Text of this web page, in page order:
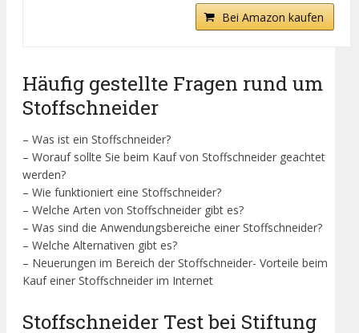
Bei Amazon kaufen
Häufig gestellte Fragen rund um
Stoffschneider
– Was ist ein Stoffschneider?
– Worauf sollte Sie beim Kauf von Stoffschneider geachtet
werden?
– Wie funktioniert eine Stoffschneider?
– Welche Arten von Stoffschneider gibt es?
– Was sind die Anwendungsbereiche einer Stoffschneider?
– Welche Alternativen gibt es?
– Neuerungen im Bereich der Stoffschneider- Vorteile beim
Kauf einer Stoffschneider im Internet
Stoffschneider Test bei Stiftung